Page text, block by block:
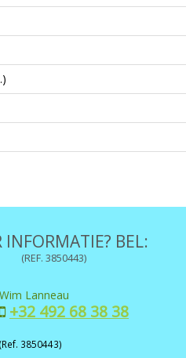
INFORMATIE? BEL:
(REF. 3850443)
Wim Lanneau
+32 492 68 38 38
(Ref. 3850443)